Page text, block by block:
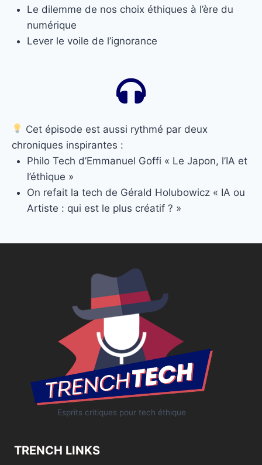
Le dilemme de nos choix éthiques à l’ère du
numérique
Lever le voile de l’ignorance
Cet épisode est aussi rythmé par deux
chroniques inspirantes :
Philo Tech d’Emmanuel Goffi « Le Japon, l’IA et
l’éthique »
On refait la tech de Gérald Holubowicz « IA ou
Artiste : qui est le plus créatif ? »
Esprits critiques pour tech éthique
TRENCH LINKS